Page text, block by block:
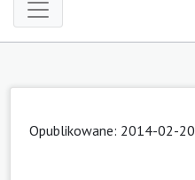
Opublikowane: 2014-02-20